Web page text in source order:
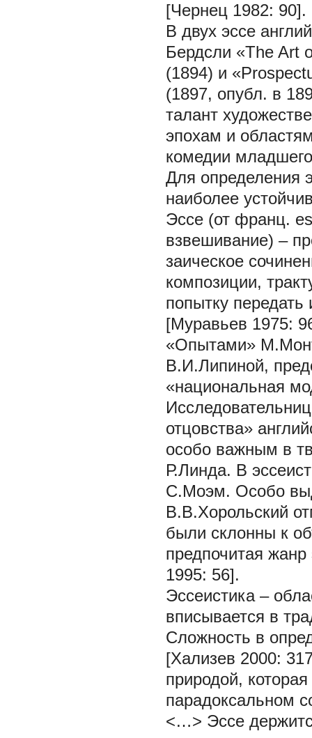
[Чернец 1982: 90].
В двух эссе
Бердсли «The Art
(1894) и
(1897, опубл. в
талант
эпохам и
комедии
Для определения
наиболее
Эссе (от франц.
взвешивание) –
заическое
композиции,
попытку
[Муравьев 1975:
«Опытами»
В.И.Липиной,
«национальная
отцовства»
особо важным в
Р.Линда. В
С.Моэм. Особо
В.В.Хорольский
были склонны к
предпочитая жанр
1995: 56].
Эссеистика –
вписывается в
Сложность в
[Хализев 2000:
природой,
парадоксальном
<…> Эссе